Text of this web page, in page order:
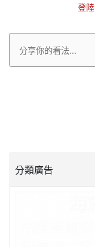
登陸
分類廣告